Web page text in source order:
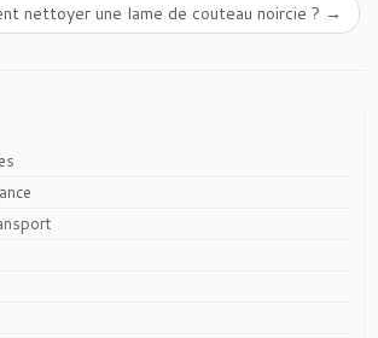
nettoyer une lame de couteau noircie ? →